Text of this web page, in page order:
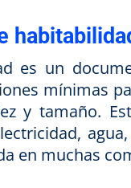
es un
mínimas
y tamaño.
en muchas